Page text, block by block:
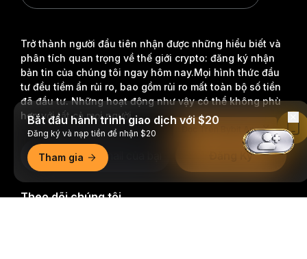
Trở thành người đầu tiên nhận được những hiểu biết và
phân tích quan trọng về thế giới crypto: đăng ký nhận
bản tin của chúng tôi ngay hôm nay.Mọi hình thức đầu
tư đều tiềm ẩn rủi ro, bao gồm rủi ro mất toàn bộ số tiền
đã đầu tư. Những hoạt động như vậy có thể không phù
hợp với tất cả mọi người.
Đăng Ký
Theo dõi chúng tôi
Bắt đầu hành trình giao dịch với $20
Đăng ký và nạp tiền để nhận $20
Tham gia
Đọc Trên Bybit App